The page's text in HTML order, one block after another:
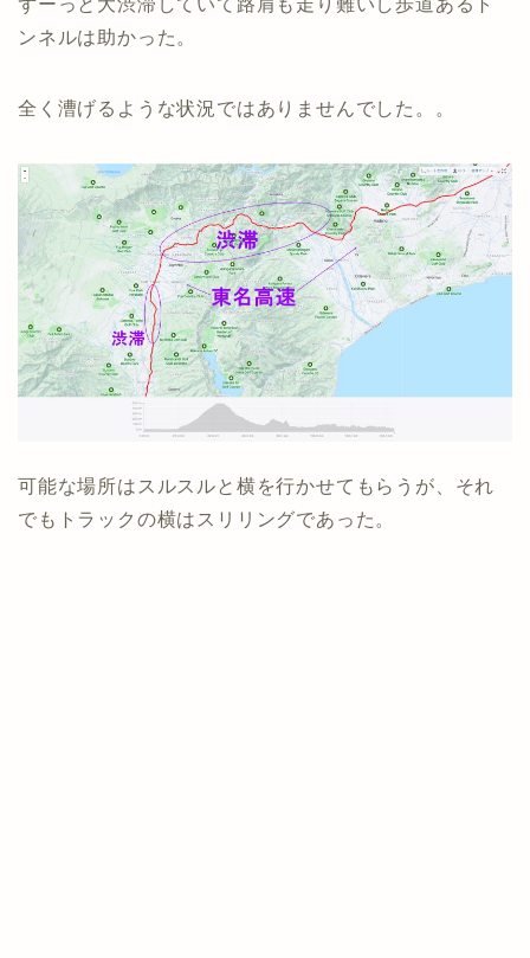
ンネルは助かった。
全く漕げるような状況ではありませんでした。。
可能な場所はスルスルと横を行かせてもらうが、それ
でもトラックの横はスリリングであった。